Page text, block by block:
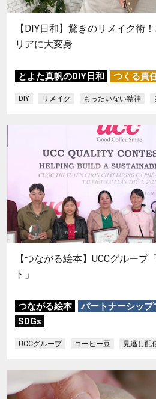
【DIY日和】驚きのリメイク術
リアに大変身
とよた真帆のDIY日和 つくる責
DIY リメイク もったいない精神
【つながる絵本】UCCグループ
ト」
つながる絵本
パートナーシップ
SDGs
UCCグループ コーヒー豆 見逃し配